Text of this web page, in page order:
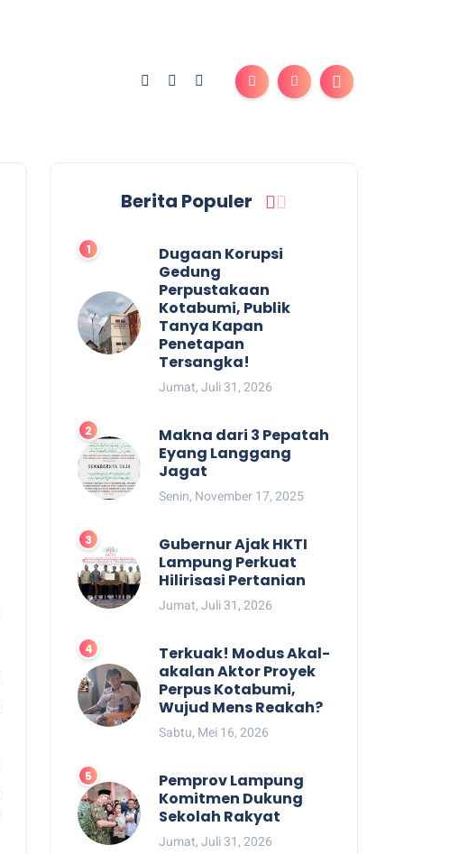
Berita Populer
Dugaan Korupsi
Gedung
Perpustakaan
Kotabumi, Publik
Tanya Kapan
Penetapan
Tersangka!
Jumat, Juli 31, 2026
Makna dari 3 Pepatah
Eyang Langgang
Jagat
Senin, November 17, 2025
Gubernur Ajak HKTI
Lampung Perkuat
Hilirisasi Pertanian
Jumat, Juli 31, 2026
Terkuak! Modus Akal-
akalan Aktor Proyek
Perpus Kotabumi,
Wujud Mens Reakah?
Sabtu, Mei 16, 2026
Pemprov Lampung
Komitmen Dukung
Sekolah Rakyat
Jumat, Juli 31, 2026